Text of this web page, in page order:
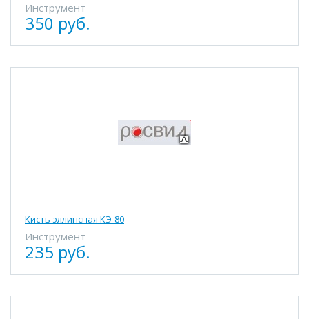
Инструмент
350 руб.
Кисть эллипсная КЭ-80
Инструмент
235 руб.